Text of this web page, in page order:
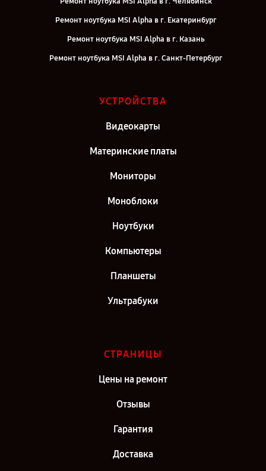
Ремонт ноутбука MSI Alpha в г. Екатеринбург
Ремонт ноутбука MSI Alpha в г. Казань
Ремонт ноутбука MSI Alpha в г. Санкт-Петербург
УСТРОЙСТВА
Видеокарты
Материнские платы
Мониторы
Моноблоки
Ноутбуки
Компьютеры
Планшеты
Ультрабуки
СТРАНИЦЫ
Цены на ремонт
Отзывы
Гарантия
Доставка